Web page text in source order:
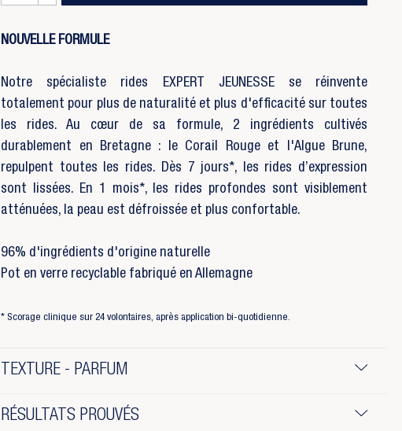
NOUVELLE FORMULE
Notre spécialiste rides EXPERT JEUNESSE se réinvente
totalement pour plus de naturalité et plus d'efficacité sur toutes
les rides. Au cœur de sa formule, 2 ingrédients cultivés
durablement en Bretagne : le Corail Rouge et l'Algue Brune,
repulpent toutes les rides. Dès 7 jours*, les rides d’expression
sont lissées. En 1 mois*, les rides profondes sont visiblement
atténuées, la peau est défroissée et plus confortable.
96% d'ingrédients d'origine naturelle
Pot en verre recyclable fabriqué en Allemagne
* Scorage clinique sur 24 volontaires, après application bi-quotidienne.
TEXTURE - PARFUM
RÉSULTATS PROUVÉS